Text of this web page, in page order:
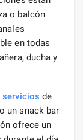
o balcón
en todas
ducha y
servicios de
un snack bar
ofrece un